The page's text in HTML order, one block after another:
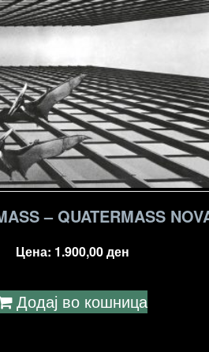
– QUATERMASS
Цена: 1.900,00ден
Додај во кошница